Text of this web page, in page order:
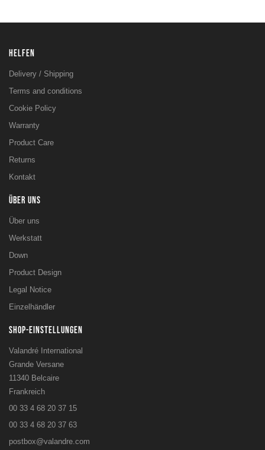
HELFEN
Delivery / Shipping
Terms and conditions
Cookie Policy
Warranty
Product Care
Returns
Kontakt
ÜBER UNS
Über uns
Werkstatt
Down
Product Design
Legal Notice
Einzelhändler
SHOP-EINSTELLUNGEN
Valandré International
Grande Versane
11340 Belcaire
Frankreich
00 33 4 68 20 37 15
00 33 4 68 20 37 63
postbox@valandre.com